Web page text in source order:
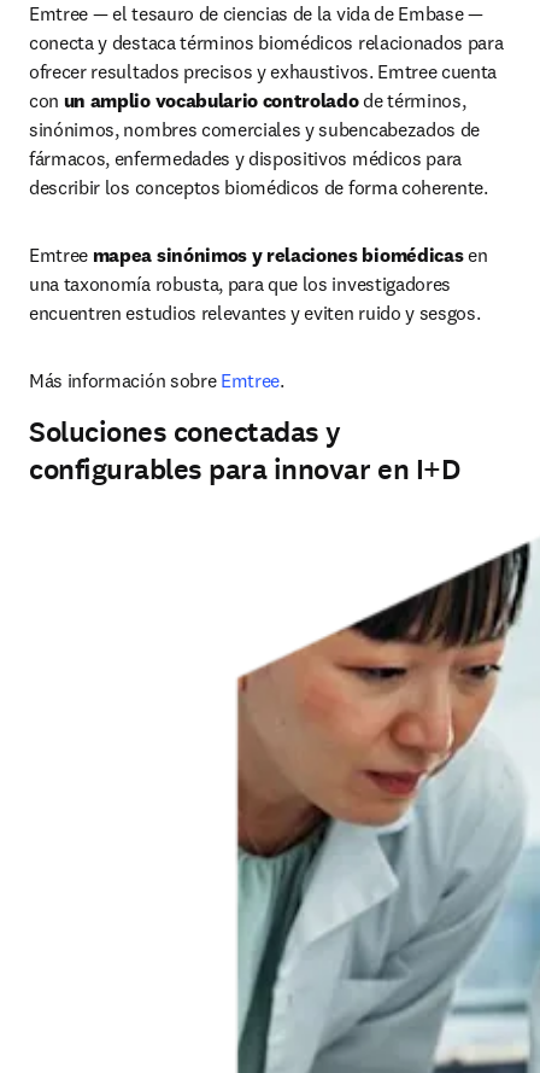
Emtree — el tesauro de ciencias de la vida de Embase —
conecta y destaca términos biomédicos relacionados para
ofrecer resultados precisos y exhaustivos. Emtree cuenta
con un amplio vocabulario controlado de términos,
sinónimos, nombres comerciales y subencabezados de
fármacos, enfermedades y dispositivos médicos para
describir los conceptos biomédicos de forma coherente.
Emtree mapea sinónimos y relaciones biomédicas en
una taxonomía robusta, para que los investigadores
encuentren estudios relevantes y eviten ruido y sesgos.
Más información sobre Emtree.
Soluciones conectadas y
configurables para innovar en I+D